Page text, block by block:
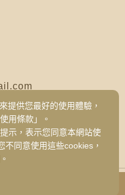
二段552號（台南總公
號3樓之19（台中
CORPORATION
提供您最好的使用體驗，
用條款」。
示，表示您同意本網站使
不同意使用這些cookies，